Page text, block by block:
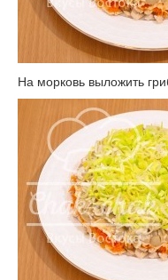
На морковь выложить